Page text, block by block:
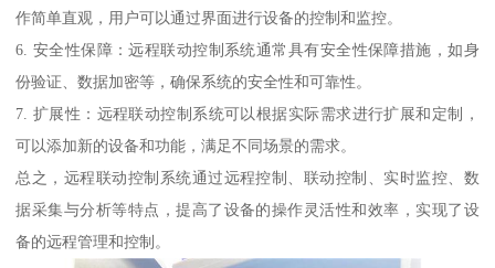
作简单直观，用户可以通过界面进行设备的控制和监控。
6. 安全性保障：远程联动控制系统通常具有安全性保障措施，如身
份验证、数据加密等，确保系统的安全性和可靠性。
7. 扩展性：远程联动控制系统可以根据实际需求进行扩展和定制，
可以添加新的设备和功能，满足不同场景的需求。
总之，远程联动控制系统通过远程控制、联动控制、实时监控、数
据采集与分析等特点，提高了设备的操作灵活性和效率，实现了设
备的远程管理和控制。